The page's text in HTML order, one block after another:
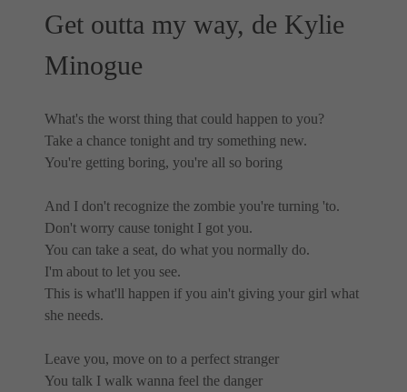
Get outta my way, de Kylie
Minogue
What's the worst thing that could happen to you?
Take a chance tonight and try something new.
You're getting boring, you're all so boring
And I don't recognize the zombie you're turning 'to.
Don't worry cause tonight I got you.
You can take a seat, do what you normally do.
I'm about to let you see.
This is what'll happen if you ain't giving your girl what
she needs.
Leave you, move on to a perfect stranger
You talk I walk wanna feel the danger